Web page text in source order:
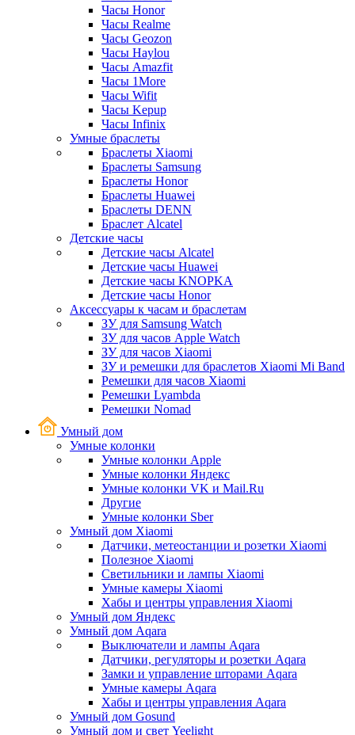
Часы Honor
Часы Realme
Часы Geozon
Часы Haylou
Часы Amazfit
Часы 1More
Часы Wifit
Часы Kepup
Часы Infinix
Умные браслеты
Браслеты Xiaomi
Браслеты Samsung
Браслеты Honor
Браслеты Huawei
Браслеты DENN
Браслет Alcatel
Детские часы
Детские часы Alcatel
Детские часы Huawei
Детские часы KNOPKA
Детские часы Honor
Аксессуары к часам и браслетам
ЗУ для Samsung Watch
ЗУ для часов Apple Watch
ЗУ для часов Xiaomi
ЗУ и ремешки для браслетов Xiaomi Mi Band
Ремешки для часов Xiaomi
Ремешки Lyambda
Ремешки Nomad
Умный дом
Умные колонки
Умные колонки Apple
Умные колонки Яндекс
Умные колонки VK и Mail.Ru
Другие
Умные колонки Sber
Умный дом Xiaomi
Датчики, метеостанции и розетки Xiaomi
Полезное Xiaomi
Светильники и лампы Xiaomi
Умные камеры Xiaomi
Хабы и центры управления Xiaomi
Умный дом Яндекс
Умный дом Aqara
Выключатели и лампы Aqara
Датчики, регуляторы и розетки Aqara
Замки и управление шторами Aqara
Умные камеры Aqara
Хабы и центры управления Aqara
Умный дом Gosund
Умный дом и свет Yeelight